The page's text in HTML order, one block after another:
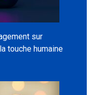
sur
touche humaine